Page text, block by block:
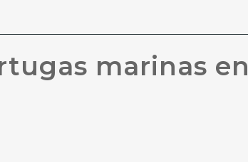
marinas en